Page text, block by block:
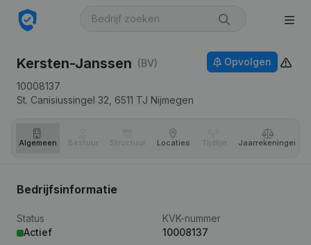
Kersten-Janssen (BV)
10008137
St. Canisiussingel 32, 6511 TJ Nijmegen
Opvolgen
Algemeen Bestuur Structuur Locaties Tijdlijn Jaar­rekeningen
Bedrijfsinformatie
Status
Actief
KVK-nummer
10008137